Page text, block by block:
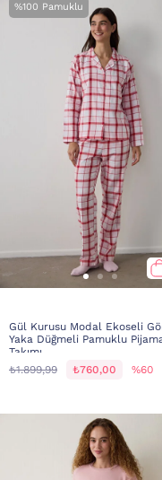
%100 Pamuklu
Gül Kurusu Modal Ekoseli
Yaka Düğmeli Pamuklu
Takımı
₺1.899,99
₺760,00 %60